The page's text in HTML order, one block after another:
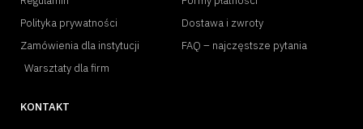
Polityka prywatności
Zamówienia dla instytucji
Warsztaty dla firm
Dostawa i zwroty
FAQ – najczęstsze pytania
KONTAKT